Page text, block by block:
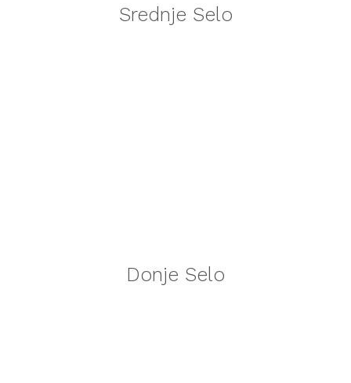
Srednje Selo
Donje Selo